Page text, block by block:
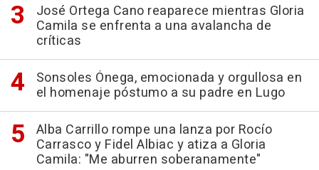
José Ortega Cano reaparece mientras Gloria
Camila se enfrenta a una avalancha de
críticas
Sonsoles Ónega, emocionada y orgullosa en
el homenaje póstumo a su padre en Lugo
Alba Carrillo rompe una lanza por Rocío
Carrasco y Fidel Albiac y atiza a Gloria
Camila: "Me aburren soberanamente"